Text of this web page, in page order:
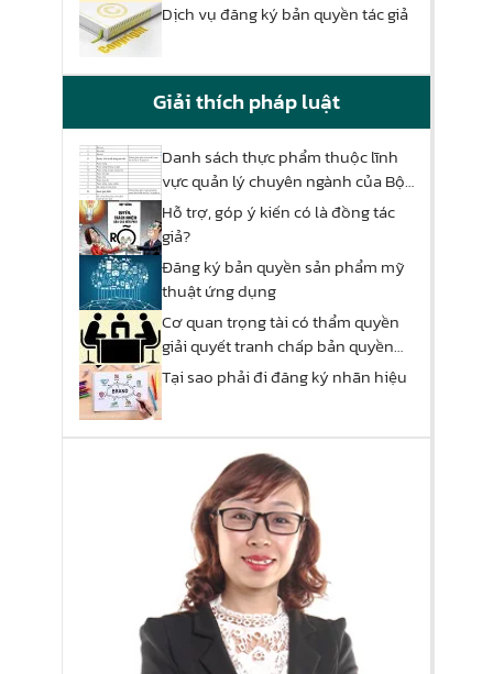
Dịch vụ đăng ký bản quyền tác giả
Giải thích pháp luật
Danh sách thực phẩm thuộc lĩnh
vực quản lý chuyên ngành của Bộ
Công Thương
Hỗ trợ, góp ý kiến có là đồng tác
giả?
Đăng ký bản quyền sản phẩm mỹ
thuật ứng dụng
Cơ quan trọng tài có thẩm quyền
giải quyết tranh chấp bản quyền
hay không?
Tại sao phải đi đăng ký nhãn hiệu